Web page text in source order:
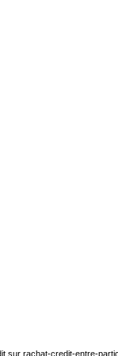
sur rachat-credit-entre-